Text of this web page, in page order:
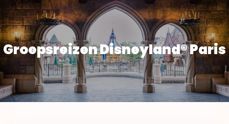
Groepsreizen Disneyland® Paris